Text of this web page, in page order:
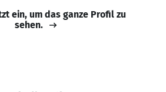
ein, um das ganze Profil zu
sehen.